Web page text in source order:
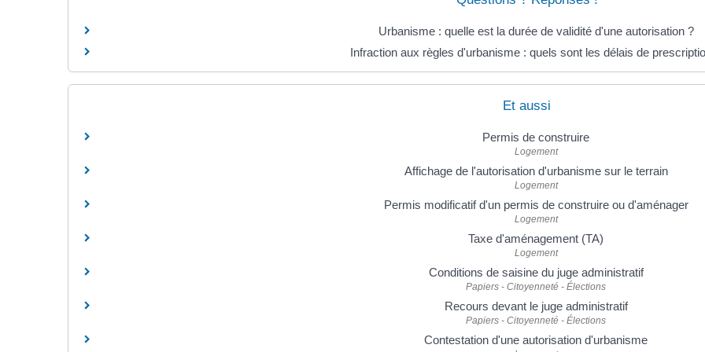
Urbanisme : quelle est la durée de validité d'une autorisation ?
Infraction aux règles d'urbanisme : quels sont les délais de
Et aussi
Permis de construire
Logement
Affichage de l'autorisation d'urbanisme sur le terrain
Logement
Permis modificatif d'un permis de construire ou d'aménager
Logement
Taxe d'aménagement (TA)
Logement
Conditions de saisine du juge administratif
Papiers - Citoyenneté - Élections
Recours devant le juge administratif
Papiers - Citoyenneté - Élections
Contestation d'une autorisation d'urbanisme